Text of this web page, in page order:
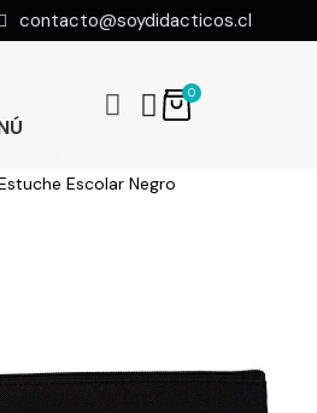
contacto@soydidacticos.cl
Escolar Negro